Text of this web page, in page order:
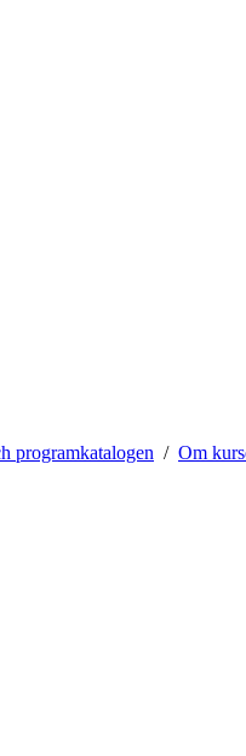
programkatalogen Om